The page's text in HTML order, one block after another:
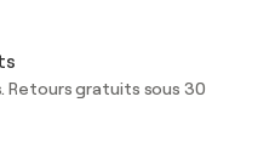
Retours gratuits sous 30